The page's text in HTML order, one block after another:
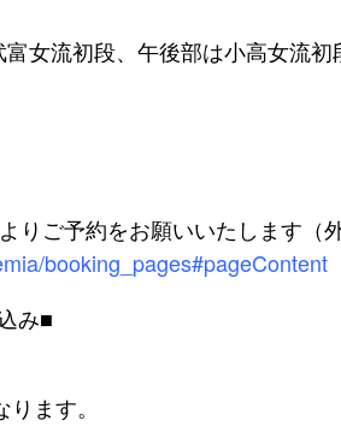
女流初段、午後部は小高女流初
りご予約をお願いいたします（
booking_pages#pageContent
み■
ます。